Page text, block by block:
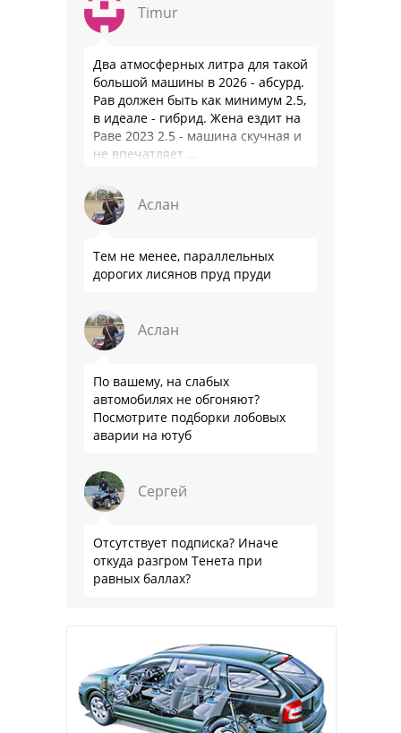
Timur
Два атмосферных литра для такой
большой машины в 2026 - абсурд.
Рав должен быть как минимум 2.5,
в идеале - гибрид. Жена ездит на
Раве 2023 2.5 - машина скучная и
не впечатляет …
Аслан
Тем не менее, параллельных
дорогих лисянов пруд пруди
Аслан
По вашему, на слабых
автомобилях не обгоняют?
Посмотрите подборки лобовых
аварии на ютуб
Сергей
Отсутствует подписка? Иначе
откуда разгром Тенета при
равных баллах?